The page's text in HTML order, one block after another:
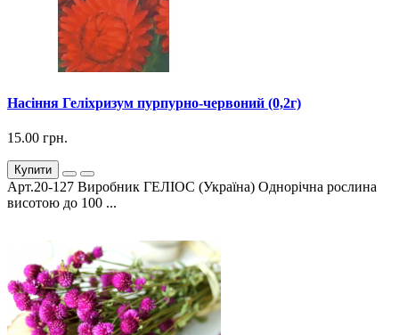
Насіння Геліхризум пурпурно-червоний (0,2г)
15.00 грн.
Купити
Арт.20-127 Виробник ГЕЛІОС (Україна) Однорічна рослина
висотою до 100 ...